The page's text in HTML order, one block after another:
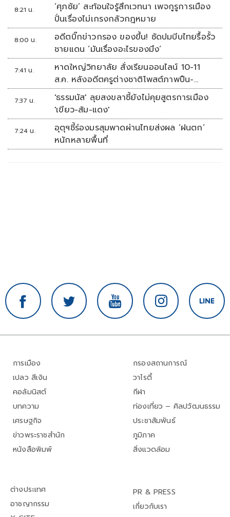
8:21 น.
‘ศุภชัย’ สะท้อนใจรู้สึกเวทนา เพจกูรูการเมือง
ปั่นเรื่องไม่เกรงกลัวกฎหมาย
8:00 น.
อดีตบิ๊กข่าวกรอง ของขึ้น! ซัดปมบีบไทยรื้อรั้ว
ชายแดน ‘มันเรื่องอะไรของมึง’
7:41 น.
หาดใหญ่วิทยาลัย สั่งเรียนออนไลน์ 10-11
ส.ค. หลังอดีตครูต่างชาติโพสต์ภาพปืน-
ข้อความข่มขู่
7:37 น.
'ธรรมนัส' ลุยสงขลาชี้ยังไม่คุยสูตรการเมือง
'เขียว-ส้ม-แดง'
7:24 น.
อุตุฯชี้ร่องมรสุมพาดผ่านไทยส่งผล ‘ฝนตก’
หนักหลายพื้นที่
การเมือง
เปลว สีเงิน
คอลัมนิสต์
บทความ
เศรษฐกิจ
ข่าวพระราชสำนัก
หนังสือพิมพ์
กรองสถานการณ์
วาไรตี้
กีฬา
ท่องเที่ยว – ศิลปวัฒนธรรม
ประชาสัมพันธ์
ภูมิภาค
สิ่งแวดล้อม
ต่างประเทศ
อาชญากรรม
PR & PRESS
เกี่ยวกับเรา